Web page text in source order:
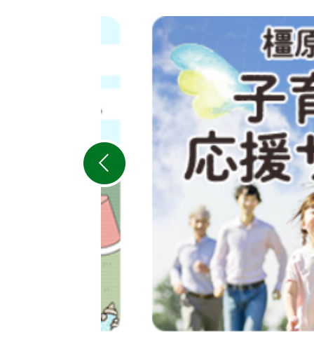
目
ス
ラ
イ
ド